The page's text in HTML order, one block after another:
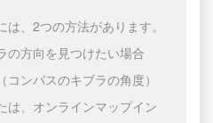
、2つの方法があります。
の方向を見つけたい場合
ンパスのキブラの角度）
は、オンラインマップイン